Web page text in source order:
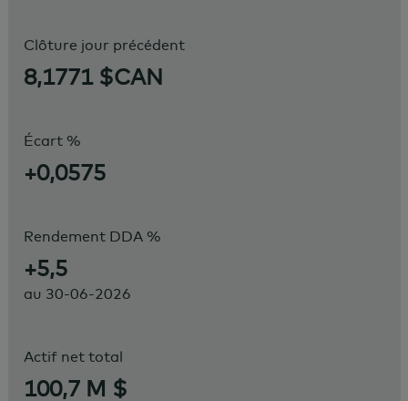
Clôture jour précédent
8,1771 $CAN
Écart %
+0,0575
Rendement DDA %
+5,5
au 30-06-2026
Actif net total
100,7 M $